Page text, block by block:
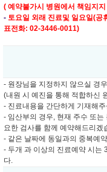
( 예약불가시 병원에서 책임지
- 토요일 외래 진료및 일요일(공
표전화: 02-3446-0011)
- 원장님을 지정하지 않으실 경
(내원 시 예진을 통해 적합하신
- 진료내용을 간단하게 기재해주
- 임산부의 경우, 현재 주수 또
요한 검사를 함께 예약해드리겠
- 같은 날짜에 동일과의 중복예
- 두개 과 이상의 진료예약 시는
다.